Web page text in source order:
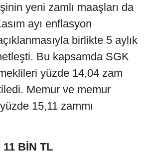
yeni zamlı maaşları da
ayı enflasyon
birlikte 5 aylık
Bu kapsamda SGK
yüzde 14,04 zam
Memur ve memur
15,11 zammı
11 BİN TL